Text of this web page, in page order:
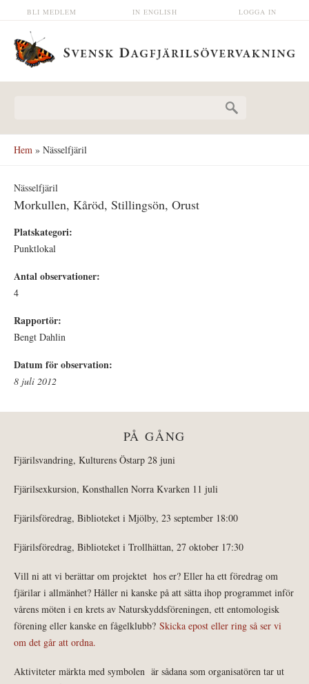
Hoppa till huvudinnehåll LOGGA IN
IN ENGLISH
BLI MEDLEM
Hem » Nässelfjäril
Nässelfjäril
Morkullen, Kåröd, Stillingsön, Orust
Platskategori:
Punktlokal
Antal observationer:
4
Rapportör:
Bengt Dahlin
Datum för observation:
8 juli 2012
PÅ GÅNG
Fjärilsvandring, Kulturens Östarp 28 juni
Fjärilsexkursion, Konsthallen Norra Kvarken 11 juli
Fjärilsföredrag, Biblioteket i Mjölby, 23 september 18:00
Fjärilsföredrag, Biblioteket i Trollhättan, 27 oktober 17:30
Vill ni att vi berättar om projektet hos er? Eller ha ett föredrag om
fjärilar i allmänhet? Håller ni kanske på att sätta ihop programmet inför
vårens möten i en krets av Naturskyddsföreningen, ett entomologisk
förening eller kanske en fågelklubb? Skicka epost eller ring så ser vi
om det går att ordna.
Aktiviteter märkta med symbolen är sådana som organisatören tar ut